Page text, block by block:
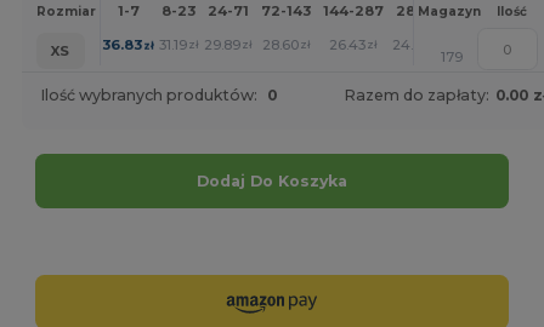
Rozmiar 1-7 8-23 24-71 72-143 144-287 288 + Więcej
Magazyn Ilość
XS 36.83zł 31.19zł 29.89zł 28.60zł 26.43zł 24.37
179
Ilość wybranych produktów: 0 Razem do zapłaty: 0.00
Dodaj Do Koszyka